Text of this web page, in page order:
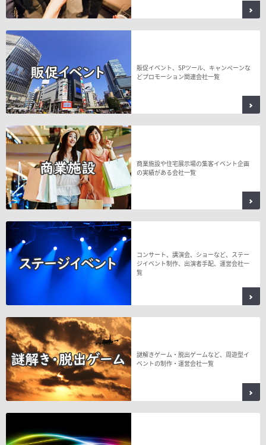
販促イベント、SPツール、キャンペーンな
どプロモーション関連会社一覧
商業施設や住宅展示場の集客イベント企画
の実績がある会社一覧
コンサート、講演会、ショーなど、ステー
ジイベント制作、出演者手配、運営会社一
覧
謎解きゲーム・脱出ゲームなど、周遊型イ
ベントの制作・運営会社一覧